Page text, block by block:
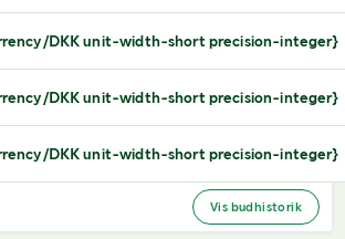
DKK unit-width-short precision-integer}
DKK unit-width-short precision-integer}
DKK unit-width-short precision-integer}
Vis budhistorik